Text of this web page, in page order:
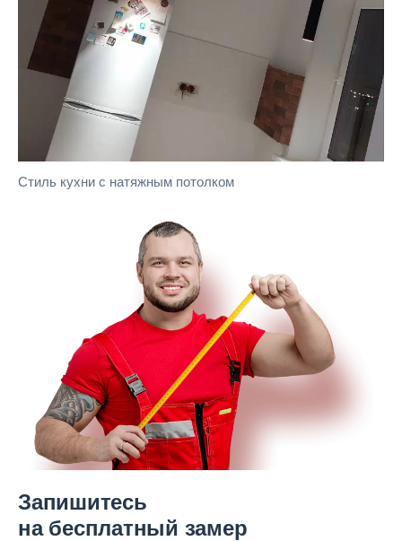
Стиль кухни с натяжным потолком
Запишитесь
на бесплатный замер